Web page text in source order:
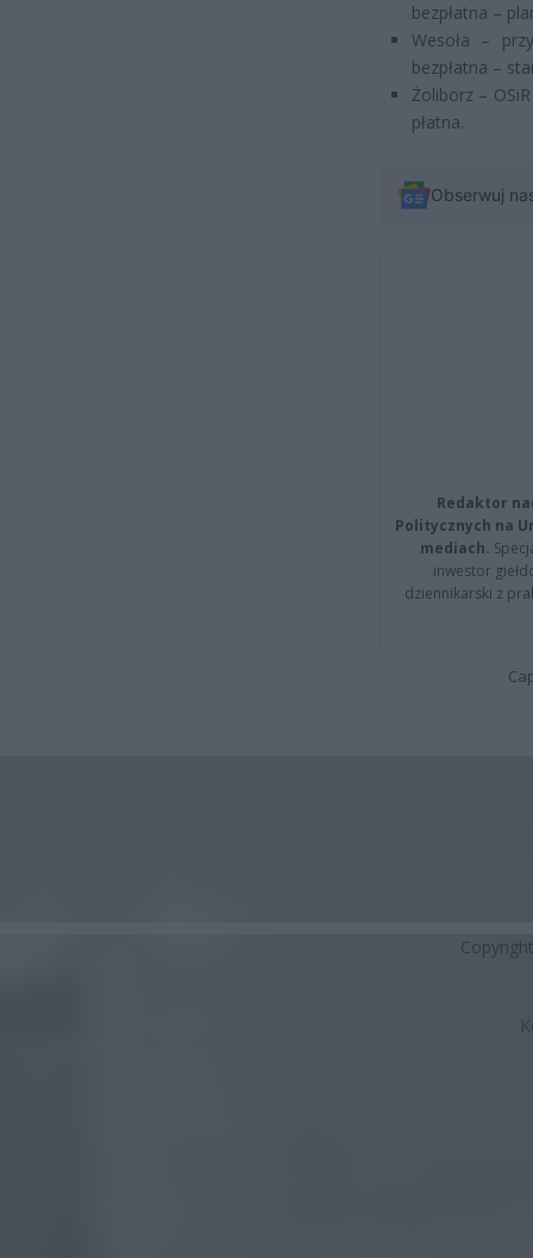
bezpłatna –
Wesoła –
bezpłatna –
Żoliborz –
płatna.
Obserwuj
Redaktor
Politycznych na
mediach.
inwestor
dziennikarski z